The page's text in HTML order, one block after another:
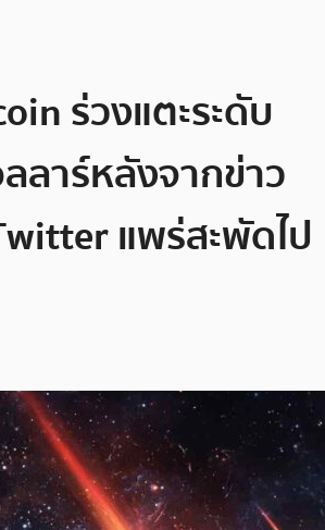
ร่วงแตะระดับ
ลาร์หลังจากข่าว
แพร่สะพัดไป